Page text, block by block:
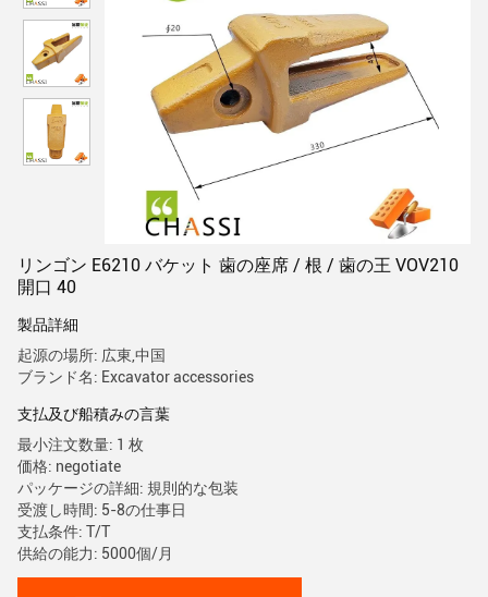
リンゴン E6210 バケット 歯の座席 / 根 / 歯の王 VOV210
開口 40
製品詳細
起源の場所: 広東,中国
ブランド名: Excavator accessories
支払及び船積みの言葉
最小注文数量: 1 枚
価格: negotiate
パッケージの詳細: 規則的な包装
受渡し時間: 5-8の仕事日
支払条件: T/T
供給の能力: 5000個/月